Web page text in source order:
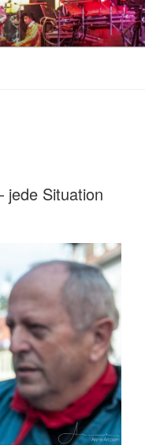
jede Situation